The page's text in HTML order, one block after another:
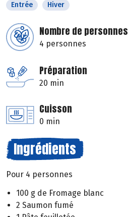
Entrée Hiver
Nombre de personnes
4 personnes
Préparation
20 min
Cuisson
0 min
Ingrédients
Pour 4 personnes
100 g de Fromage blanc
2 Saumon fumé